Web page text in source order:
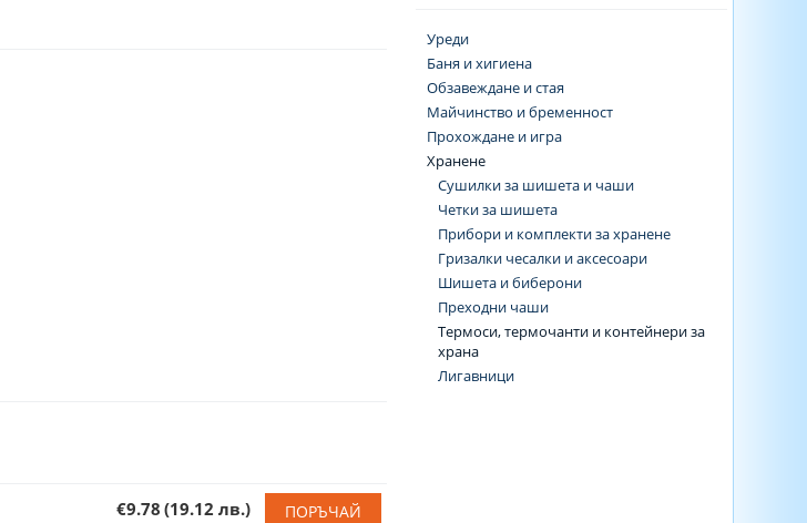
€9.78 (19.12 лв.) ПОРЪЧАЙ
Уреди
Баня и хигиена
Обзавеждане и стая
Майчинство и бременност
Прохождане и игра
Хранене
Сушилки за шишета и чаши
Четки за шишета
Прибори и комплекти за хранене
Гризалки чесалки и аксесоари
Шишета и биберони
Преходни чаши
Термоси, термочанти и контейнери за
храна
Лигавници